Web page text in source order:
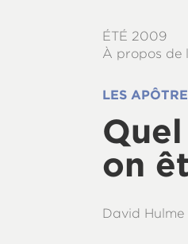
ÉTÉ 2009
À propos de
LES
on
David Hulme